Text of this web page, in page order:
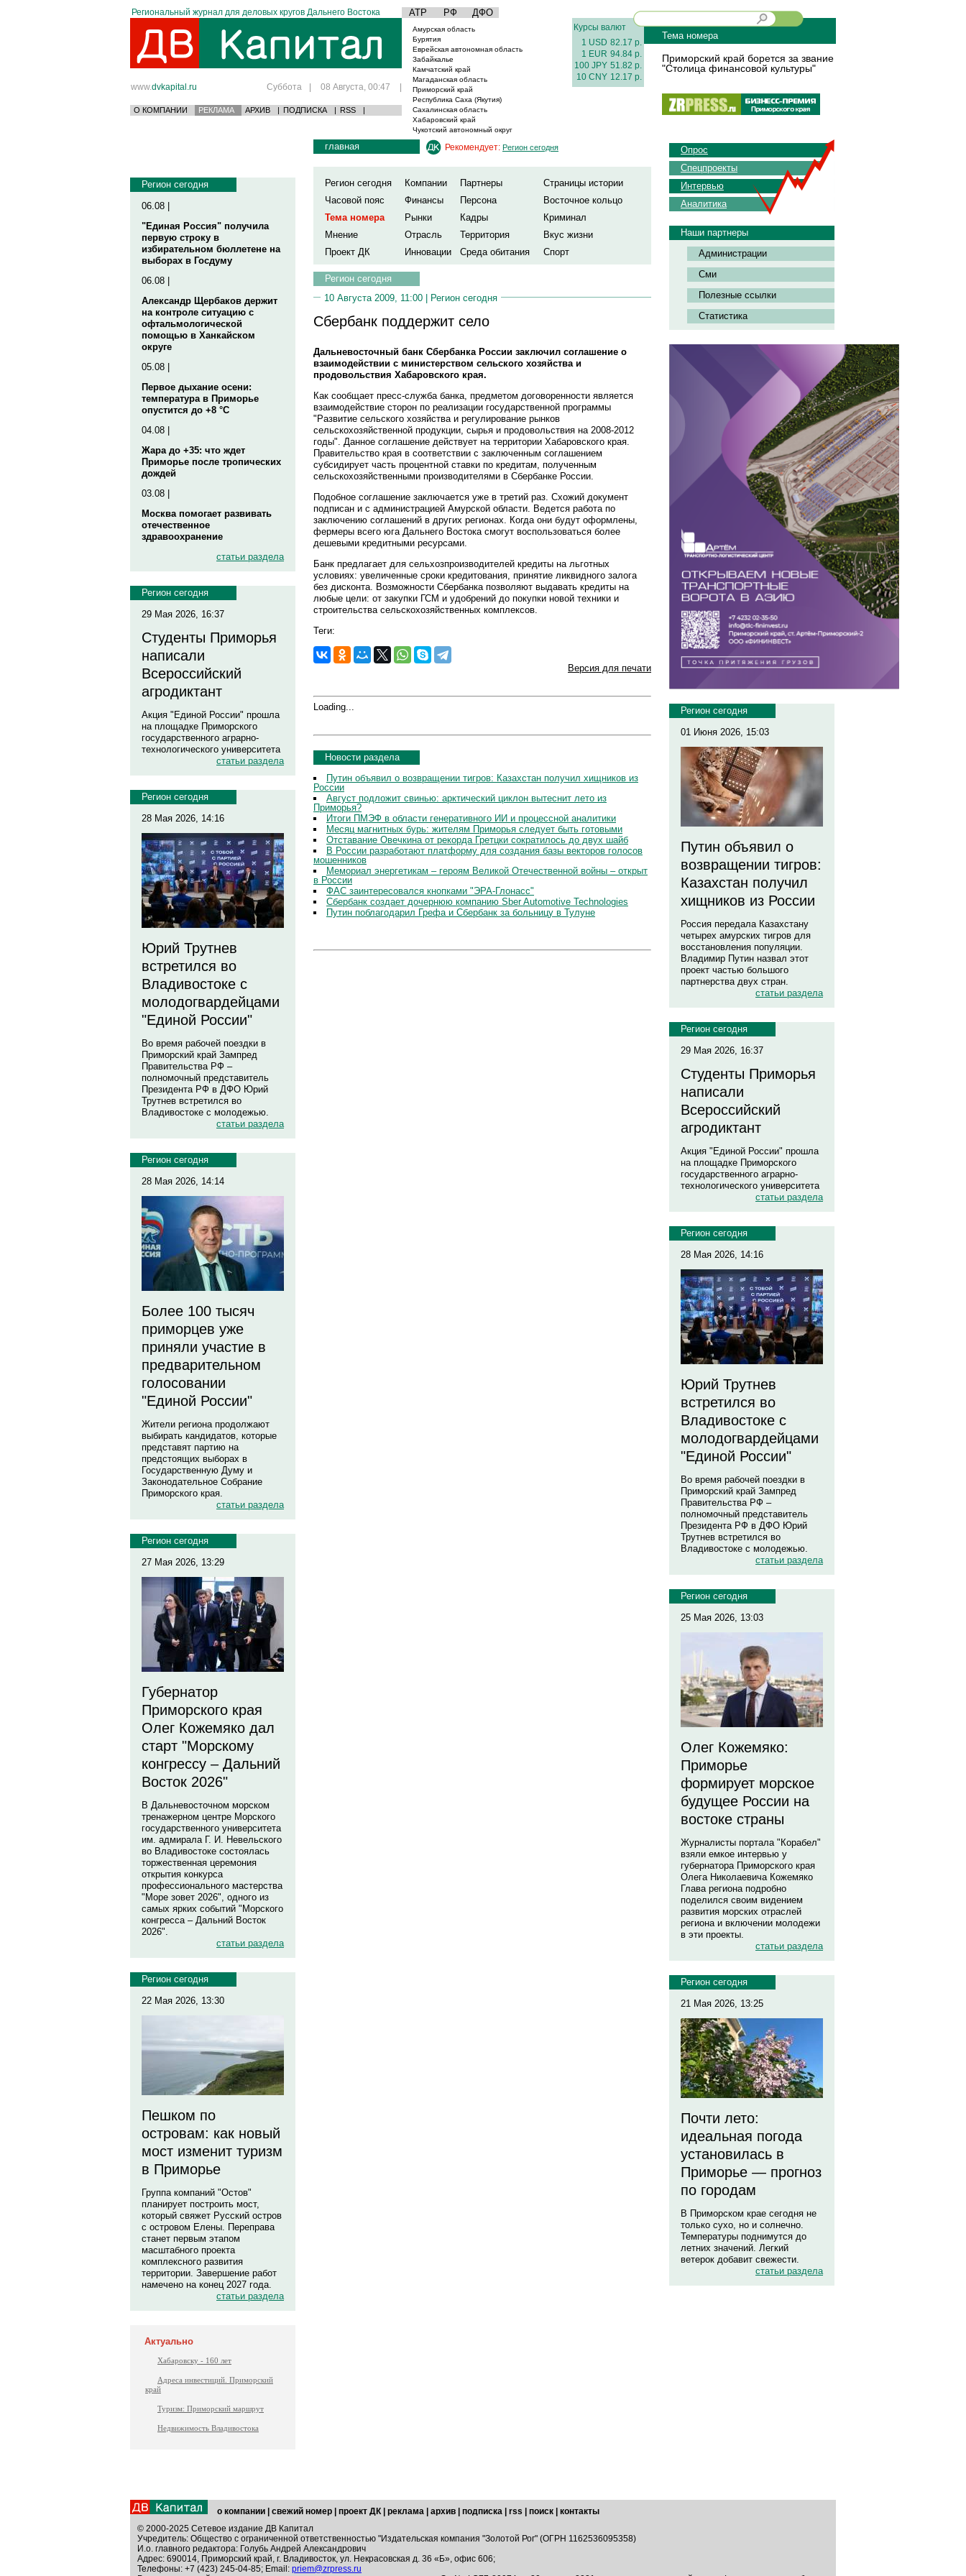
Региональный журнал для деловых кругов Дальнего Востока АТР РФ ДФО
www.dvkapital.ru Суббота | 08 Августа, 00:47 |
О КОМПАНИИ РЕКЛАМА АРХИВ | ПОДПИСКА | RSS |
Амурская область
Бурятия
Еврейская автономная область
Забайкалье
Камчатский край
Магаданская область
Приморский край
Республика Саха (Якутия)
Сахалинская область
Хабаровский край
Чукотский автономный округ
Курсы валют
1 USD 82.17 р.
1 EUR 94.84 р.
100 JPY 51.82 р.
10 CNY 12.17 р.
Тема номера
Приморский край борется за звание
"Столица финансовой культуры"
Регион сегодня
06.08 |
"Единая Россия" получила
первую строку в
избирательном бюллетене на
выборах в Госдуму
06.08 |
Александр Щербаков держит
на контроле ситуацию с
офтальмологической
помощью в Ханкайском
округе
05.08 |
Первое дыхание осени:
температура в Приморье
опустится до +8 °C
04.08 |
Жара до +35: что ждет
Приморье после тропических
дождей
03.08 |
Москва помогает развивать
отечественное
здравоохранение
статьи раздела
Регион сегодня
29 Мая 2026, 16:37
Студенты Приморья
написали
Всероссийский
агродиктант
Акция "Единой России" прошла
на площадке Приморского
государственного аграрно-
технологического университета
статьи раздела
Регион сегодня
28 Мая 2026, 14:16
Юрий Трутнев
встретился во
Владивостоке с
молодогвардейцами
"Единой России"
Во время рабочей поездки в
Приморский край Зампред
Правительства РФ –
полномочный представитель
Президента РФ в ДФО Юрий
Трутнев встретился во
Владивостоке с молодежью.
статьи раздела
Регион сегодня
28 Мая 2026, 14:14
Более 100 тысяч
приморцев уже
приняли участие в
предварительном
голосовании
"Единой России"
Жители региона продолжают
выбирать кандидатов, которые
представят партию на
предстоящих выборах в
Государственную Думу и
Законодательное Собрание
Приморского края.
статьи раздела
Регион сегодня
27 Мая 2026, 13:29
Губернатор
Приморского края
Олег Кожемяко дал
старт "Морскому
конгрессу – Дальний
Восток 2026"
В Дальневосточном морском
тренажерном центре Морского
государственного университета
им. адмирала Г. И. Невельского
во Владивостоке состоялась
торжественная церемония
открытия конкурса
профессионального мастерства
"Море зовет 2026", одного из
самых ярких событий "Морского
конгресса – Дальний Восток
2026".
статьи раздела
Регион сегодня
22 Мая 2026, 13:30
Пешком по
островам: как новый
мост изменит туризм
в Приморье
Группа компаний "Остов"
планирует построить мост,
который свяжет Русский остров
с островом Елены. Переправа
станет первым этапом
масштабного проекта
комплексного развития
территории. Завершение работ
намечено на конец 2027 года.
статьи раздела
Актуально
Хабаровску - 160 лет
Адреса инвестиций. Приморский
край
Туризм: Приморский маршрут
Недвижимость Владивостока
главная Рекомендует: Регион сегодня
Регион сегодня Компании Партнеры
Страницы истории
Часовой пояс
Финансы Персона
Восточное кольцо
Тема номера
Рынки Кадры
Криминал
Мнение
Отрасль Территория
Вкус жизни
Проект ДК
Инновации Среда обитания Спорт
Регион сегодня
10 Августа 2009, 11:00 | Регион сегодня
Сбербанк поддержит село
Дальневосточный банк Сбербанка России заключил соглашение о
взаимодействии с министерством сельского хозяйства и
продовольствия Хабаровского края.
Как сообщает пресс-служба банка, предметом договоренности является
взаимодействие сторон по реализации государственной программы
"Развитие сельского хозяйства и регулирование рынков
сельскохозяйственной продукции, сырья и продовольствия на 2008-2012
годы". Данное соглашение действует на территории Хабаровского края.
Правительство края в соответствии с заключенным соглашением
субсидирует часть процентной ставки по кредитам, полученным
сельскохозяйственными производителями в Сбербанке России.
Подобное соглашение заключается уже в третий раз. Схожий документ
подписан и с администрацией Амурской области. Ведется работа по
заключению соглашений в других регионах. Когда они будут оформлены,
фермеры всего юга Дальнего Востока смогут воспользоваться более
дешевыми кредитными ресурсами.
Банк предлагает для сельхозпроизводителей кредиты на льготных
условиях: увеличенные сроки кредитования, принятие ликвидного залога
без дисконта. Возможности Сбербанка позволяют выдавать кредиты на
любые цели: от закупки ГСМ и удобрений до покупки новой техники и
строительства сельскохозяйственных комплексов.
Теги:
Версия для печати
Loading...
Новости раздела
Путин объявил о возвращении тигров: Казахстан получил хищников из
России
Август подложит свинью: арктический циклон вытеснит лето из
Приморья?
Итоги ПМЭФ в области генеративного ИИ и процессной аналитики
Месяц магнитных бурь: жителям Приморья следует быть готовыми
Отставание Овечкина от рекорда Гретцки сократилось до двух шайб
В России разработают платформу для создания базы векторов голосов
мошенников
Мемориал энергетикам – героям Великой Отечественной войны – открыт
в России
ФАС заинтересовался кнопками "ЭРА-Глонасс"
Сбербанк создает дочернюю компанию Sber Automotive Technologies
Путин поблагодарил Грефа и Сбербанк за больницу в Тулуне
Опрос
Спецпроекты
Интервью
Аналитика
Наши партнеры
Администрации
Сми
Полезные ссылки
Статистика
Регион сегодня
01 Июня 2026, 15:03
Путин объявил о
возвращении тигров:
Казахстан получил
хищников из России
Россия передала Казахстану
четырех амурских тигров для
восстановления популяции.
Владимир Путин назвал этот
проект частью большого
партнерства двух стран.
статьи раздела
Регион сегодня
29 Мая 2026, 16:37
Студенты Приморья
написали
Всероссийский
агродиктант
Акция "Единой России" прошла
на площадке Приморского
государственного аграрно-
технологического университета
статьи раздела
Регион сегодня
28 Мая 2026, 14:16
Юрий Трутнев
встретился во
Владивостоке с
молодогвардейцами
"Единой России"
Во время рабочей поездки в
Приморский край Зампред
Правительства РФ –
полномочный представитель
Президента РФ в ДФО Юрий
Трутнев встретился во
Владивостоке с молодежью.
статьи раздела
Регион сегодня
25 Мая 2026, 13:03
Олег Кожемяко:
Приморье
формирует морское
будущее России на
востоке страны
Журналисты портала "Корабел"
взяли емкое интервью у
губернатора Приморского края
Олега Николаевича Кожемяко
Глава региона подробно
поделился своим видением
развития морских отраслей
региона и включении молодежи
в эти проекты.
статьи раздела
Регион сегодня
21 Мая 2026, 13:25
Почти лето:
идеальная погода
установилась в
Приморье — прогноз
по городам
В Приморском крае сегодня не
только сухо, но и солнечно.
Температуры поднимутся до
летних значений. Легкий
ветерок добавит свежести.
статьи раздела
о компании свежий номер проект ДК реклама архив подписка rss поиск
контакты
© 2000-2025 Сетевое издание ДВ Капитал
Учредитель: Общество с ограниченной ответственностью "Издательская компания "Золотой Рог" (ОГРН 1162536095358)
И.о. главного редактора: Голубь Андрей Александрович
Адрес: 690014, Приморский край, г. Владивосток, ул. Некрасовская д. 36 «Б», офис 606;
Телефоны: +7 (423) 245-04-85; Email: priem@zrpress.ru